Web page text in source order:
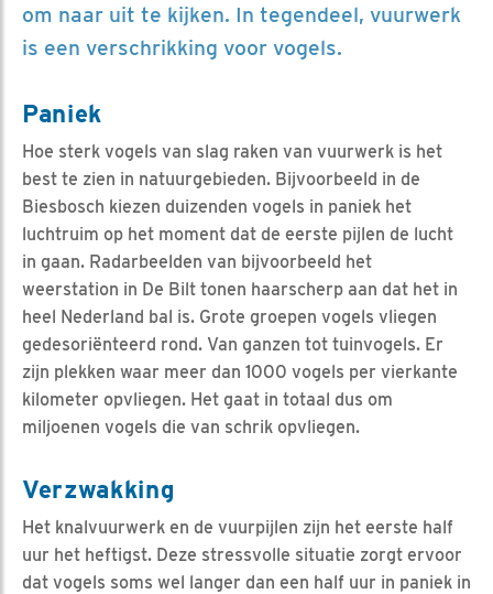
om naar uit te kijken. In tegendeel, vuurwerk
is een verschrikking voor vogels.
Paniek
Hoe sterk vogels van slag raken van vuurwerk is het
best te zien in natuurgebieden. Bijvoorbeeld in de
Biesbosch kiezen duizenden vogels in paniek het
luchtruim op het moment dat de eerste pijlen de lucht
in gaan. Radarbeelden van bijvoorbeeld het
weerstation in De Bilt tonen haarscherp aan dat het in
heel Nederland bal is. Grote groepen vogels vliegen
gedesoriënteerd rond. Van ganzen tot tuinvogels. Er
zijn plekken waar meer dan 1000 vogels per vierkante
kilometer opvliegen. Het gaat in totaal dus om
miljoenen vogels die van schrik opvliegen.
Verzwakking
Het knalvuurwerk en de vuurpijlen zijn het eerste half
uur het heftigst. Deze stressvolle situatie zorgt ervoor
dat vogels soms wel langer dan een half uur in paniek in